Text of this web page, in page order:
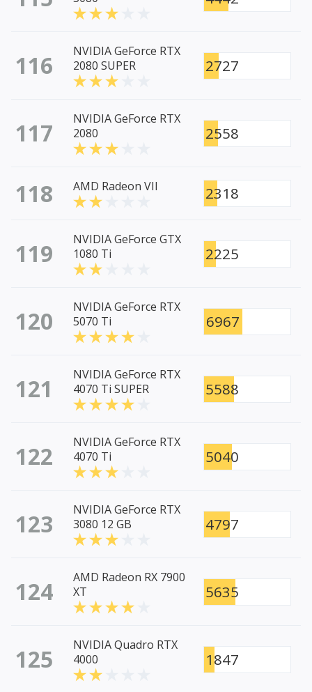
116
NVIDIA GeForce RTX
2080 SUPER
2727
117
NVIDIA GeForce RTX
2080
2558
118 AMD Radeon VII 2318
119
NVIDIA GeForce GTX
1080 Ti
2225
120
NVIDIA GeForce RTX
5070 Ti
6967
121
NVIDIA GeForce RTX
4070 Ti SUPER
5588
122
NVIDIA GeForce RTX
4070 Ti
5040
123
NVIDIA GeForce RTX
3080 12 GB
4797
124
AMD Radeon RX 7900
XT
5635
125
NVIDIA Quadro RTX
4000
1847